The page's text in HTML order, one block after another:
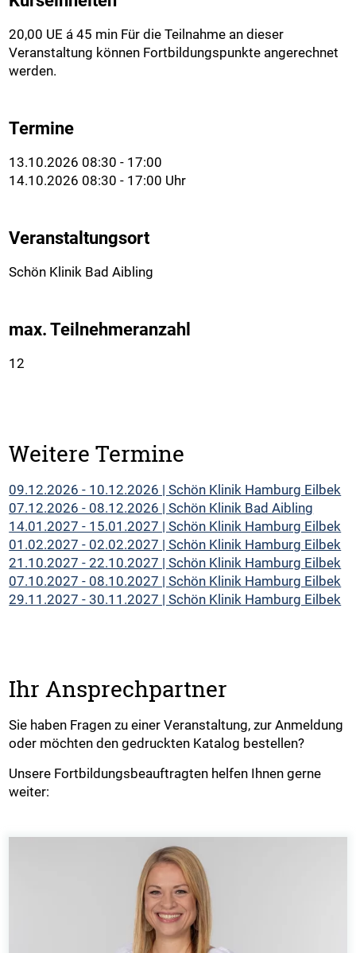
20,00 UE á 45 min Für die Teilnahme an dieser
Veranstaltung können Fortbildungspunkte angerechnet
werden.
Termine
13.10.2026 08:30 - 17:00
14.10.2026 08:30 - 17:00 Uhr
Veranstaltungsort
Schön Klinik Bad Aibling
max. Teilnehmeranzahl
12
Weitere Termine
09.12.2026 - 10.12.2026 | Schön Klinik Hamburg Eilbek
07.12.2026 - 08.12.2026 | Schön Klinik Bad Aibling
14.01.2027 - 15.01.2027 | Schön Klinik Hamburg Eilbek
01.02.2027 - 02.02.2027 | Schön Klinik Hamburg Eilbek
21.10.2027 - 22.10.2027 | Schön Klinik Hamburg Eilbek
07.10.2027 - 08.10.2027 | Schön Klinik Hamburg Eilbek
29.11.2027 - 30.11.2027 | Schön Klinik Hamburg Eilbek
Ihr Ansprechpartner
Sie haben Fragen zu einer Veranstaltung, zur Anmeldung
oder möchten den gedruckten Katalog bestellen?
Unsere Fortbildungsbeauftragten helfen Ihnen gerne
weiter: